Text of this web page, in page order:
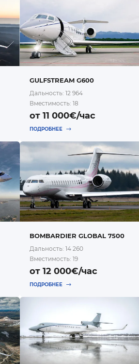
GULFSTREAM G600
Дальность: 12 964
Вместимость: 18
от 11 000€/час
ПОДРОБНЕЕ
BOMBARDIER GLOBAL 7500
Дальность: 14 260
Вместимость: 19
от 12 000€/час
ПОДРОБНЕЕ